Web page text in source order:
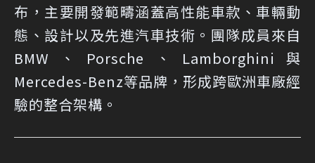
布，主要開發範疇涵蓋高性能車款、車輛動
態、設計以及先進汽車技術。團隊成員來自
BMW、Porsche、Lamborghini與
Mercedes-Benz等品牌，形成跨歐洲車廠經
驗的整合架構。